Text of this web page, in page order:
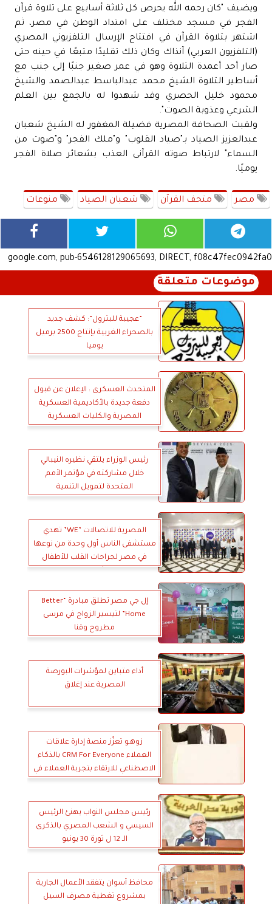
ويضيف "كان رحمه الله يحرص كل ثلاثة أسابيع على تلاوة قرآن
الفجر في مسجد مختلف على امتداد الوطن في مصر، ثم
اشتهر بتلاوة القرآن في افتتاح الإرسال التلفزيوني المصري
(التلفزيون العربي) آنذاك وكان ذلك تقليدًا متبعًا في حينه حتى
صار أحد أعمدة التلاوة وهو في عمر صغير جنبًا إلى جنب مع
أساطير التلاوة الشيخ محمد عبدالباسط عبدالصمد والشيخ
محمود خليل الحصري وقد شهدوا له بالجمع بين العلم
الشرعي وعذوبة الصوت".
ولقبت الصحافة المصرية فضيلة المغفور له الشيخ شعبان
عبدالعزيز الصياد بـ"صياد القلوب" و"ملك الفجر" و"صوت من
السماء" لارتباط صوته القرآنى العذب بشعائر صلاة الفجر
يوميًا.
مصر متحف القرآن شعبان الصياد منوعات
google.com, pub-6546128129065693, DIRECT, f08c47fec0942fa0
موضوعات متعلقة
”عجيبة للبترول”: كشف جديد
بالصحراء الغربية بإنتاج 2500 برميل
يوميا
المتحدث العسكرى : الإعلان عن قبول
دفعة جديدة بالأكاديمية العسكرية
المصرية والكليات العسكرية
رئيس الوزراء يلتقي نظيره النيبالي
خلال مشاركته في مؤتمر الأمم
المتحدة لتمويل التنمية
المصرية للاتصالات ”WE” تهدي
مستشفى الناس أول وحدة من نوعها
في مصر لجراحات القلب للأطفال
إل جي مصر تطلق مبادرة “Better
Home” لتيسير الزواج في مرسى
مطروح وقنا
أداء متباين لمؤشرات البورصة
المصرية عند إغلاق
زوهـو تعزّز منصة إدارة علاقات
العملاء CRM For Everyone بالذكاء
الاصطناعي للارتقاء بتجربة العملاء في
رئيس مجلس النواب يهنئ الرئيس
السيسي و الشعب المصري بالذكرى
الـ 12 ل ثورة 30 يونيو
محافظ أسوان يتفقد الأعمال الجارية
بمشروع تغطية مصرف السيل